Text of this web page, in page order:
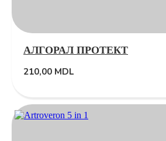
АЛГОРАЛ ПРОТЕКТ
210,00 MDL